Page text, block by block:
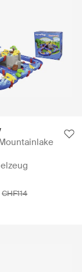
CHF114